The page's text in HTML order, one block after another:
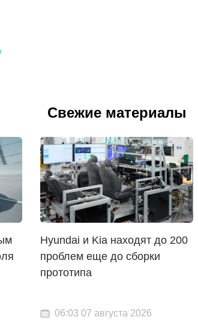
Свежие материалы
Hyundai и Kia находят до 200
проблем еще до сборки
прототипа
06:03 07 августа 2026